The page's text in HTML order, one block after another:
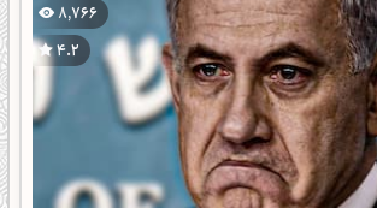
8,766
4.2